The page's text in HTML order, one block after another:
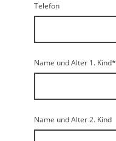
Telefon
Name und Alter 1. Kind*
Name und Alter 2. Kind